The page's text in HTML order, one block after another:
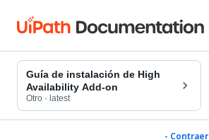
Guía de instalación de High
Availability Add-on
Otro · latest
- Contraer